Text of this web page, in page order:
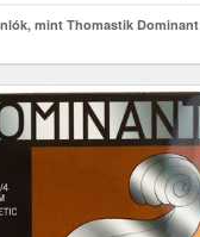
mint Thomastik Dominant